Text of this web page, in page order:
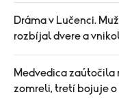
Dráma v Lučenci.
rozbíjal dvere a
Medvedica zaútočila
zomreli, tretí bojuje o